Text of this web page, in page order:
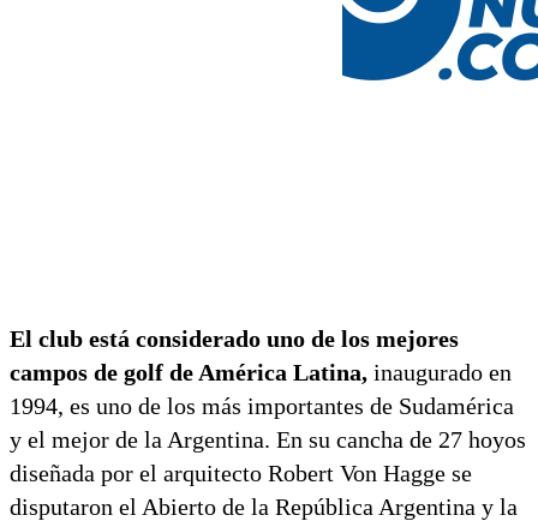
El club está considerado uno de los mejores
campos de golf de América Latina, inaugurado en
1994, es uno de los más importantes de Sudamérica
y el mejor de la Argentina. En su cancha de 27 hoyos
diseñada por el arquitecto Robert Von Hagge se
disputaron el Abierto de la República Argentina y la